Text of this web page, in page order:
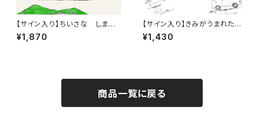
【サイン入り】ちいさな しま
の とりのおはなし
¥1,870
【サイン入り】きみがうまれたひ
(15cm角）
¥1,430
商品一覧に戻る